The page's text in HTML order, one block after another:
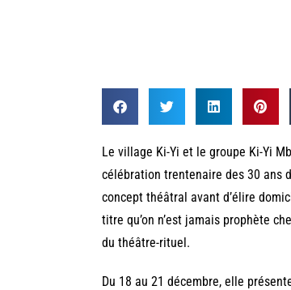
Le village Ki-Yi et le groupe Ki-Yi
célébration trentenaire des 30 ans
concept théâtral avant d’élire
titre qu’on n’est jamais prophète
du théâtre-rituel.
Du 18 au 21 décembre, elle